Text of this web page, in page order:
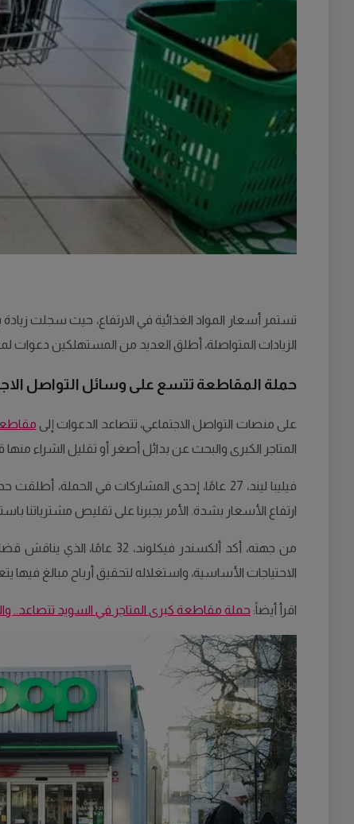
الزيادات المتواصلة، أطلق العديد من المستهلكين
حملة المقاطعة تتسع على وسائل التواصل
على منصات التواصل الاجتماعي، تتصاعد الدعوات إلى
المتاجر الكبرى والبحث عن بدائل أصغر أو تقليل الشراء منها
ارتفاع الأسعار بشدة. الأمر يجبرنا على تقليص مشترياتنا
من جهته، أكد ألكسندر
الاحتياجات الأساسية، واستغلاله لتحقيق أرباح مبالغ
اقرأ أيضاً: حملة مقاطعة كبرى المتاجر في السويد تتصاعد..